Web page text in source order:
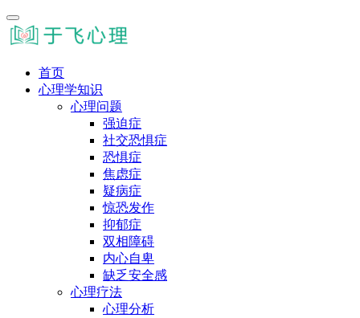
首页
心理学知识
心理问题
强迫症
社交恐惧症
恐惧症
焦虑症
疑病症
惊恐发作
抑郁症
双相障碍
内心自卑
缺乏安全感
心理疗法
心理分析